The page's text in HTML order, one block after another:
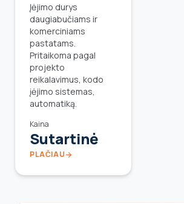
Įėjimo durys
daugiabučiams ir
komerciniams
pastatams.
Pritaikoma pagal
projekto
reikalavimus, kodo
įėjimo sistemas,
automatiką.
Kaina
Sutartinė
PLAČIAUarrow_forward